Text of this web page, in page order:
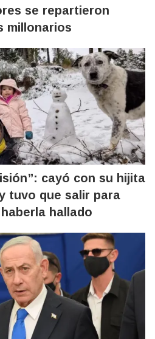
se repartieron
millonarios
cayó con su hijita
tuvo que salir para
hallado